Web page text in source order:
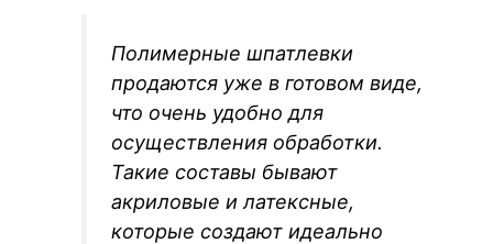
Полимерные шпатлевки
продаются уже в готовом виде,
что очень удобно для
осуществления обработки.
Такие составы бывают
акриловые и латексные,
которые создают идеально